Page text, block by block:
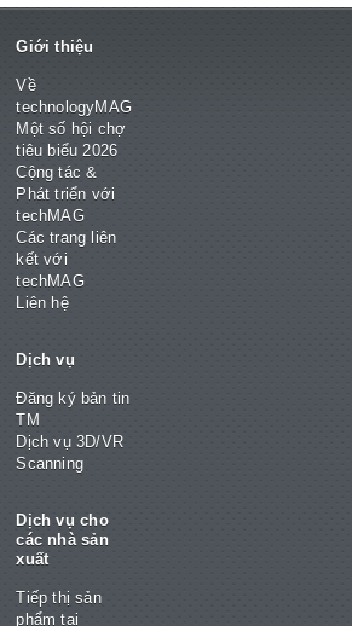
Giới thiệu
Về
technologyMAG
Một số hội chợ
tiêu biểu 2026
Cộng tác &
Phát triển với
techMAG
Các trang liên
kết với
techMAG
Liên hệ
Dịch vụ
Đăng ký bản tin
TM
Dịch vụ 3D/VR
Scanning
Dịch vụ cho
các nhà sản
xuất
Tiếp thị sản
phẩm tại